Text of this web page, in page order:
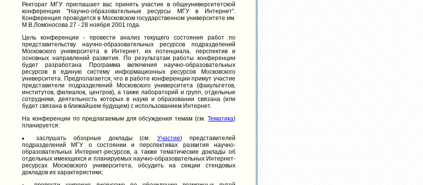
Ректорат МГУ приглашает вас принять участие в общеуниверситетской
конференции "Научно-образовательные ресурсы МГУ в Интернет".
Конференция проводится в Московском государственном университете им.
М.В.Ломоносова 27 - 28 ноября 2001 года.
Цель конференции - провести анализ текущего состояния работ по
представительству научно-образовательных ресурсов подразделений
Московского университета в Интернет, их потенциала, перспектив и
основных направлений развития. По результатам работы конференции
будет разработана Программа включения научно-образовательных
ресурсов в единую систему информационных ресурсов Московского
университета. Предполагается, что в работе конференции примут участие
представители подразделений Московского университета (факультетов,
институтов, филиалов, центров), а также лабораторий и групп, отдельные
сотрудники, деятельность которых в науке и образовании связана (или
будет связана в ближайшем будущем) с использованием Интернет.
На конференции по предлагаемым для обсуждения темам (см. Тематика)
планируется:
заслушать обзорные доклады (см.Участие) представителей
подразделений МГУ о состоянии и перспективах развития научно-
образовательных Интернет-ресурсов, а также тематические доклады об
отдельных имеющихся и планируемых научно-образовательных Интернет-
ресурсах Московского университета, обсудить на секции стендовых
докладов их характеристики;